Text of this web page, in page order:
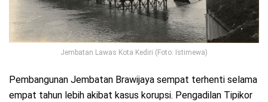
Jembatan Lawas Kota Kediri (Foto: Istimewa)
Pembangunan Jembatan Brawijaya sempat terhenti selama
empat tahun lebih akibat kasus korupsi. Pengadilan Tipikor